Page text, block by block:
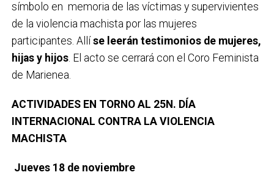
símbolo en memoria de las víctimas y supervivientes
de la violencia machista por las mujeres
participantes. Allíse leerán testimonios de mujeres,
hijas y hijos. El acto se cerrará con el Coro Feminista
de Marienea.
ACTIVIDADES EN TORNO AL 25N. DÍA
INTERNACIONAL CONTRA LA VIOLENCIA
MACHISTA
Jueves 18 de noviembre